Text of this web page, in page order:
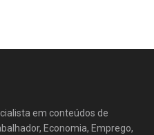
em conteúdos de
Economia, Emprego,